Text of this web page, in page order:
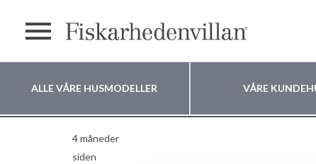
ALLE VÅRE HUSMODELLER VÅRE
Hvor vil du bygge
Skaun
4 måneder
siden